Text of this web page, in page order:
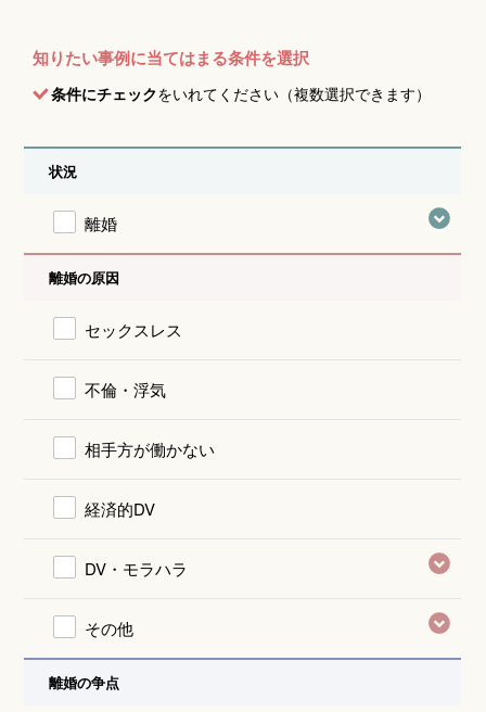
知りたい事例に当てはまる条件を選択
条件にチェックをいれてください（複数選択できます）
状況
離婚
離婚の原因
セックスレス
不倫・浮気
相手方が働かない
経済的DV
DV・モラハラ
その他
離婚の争点